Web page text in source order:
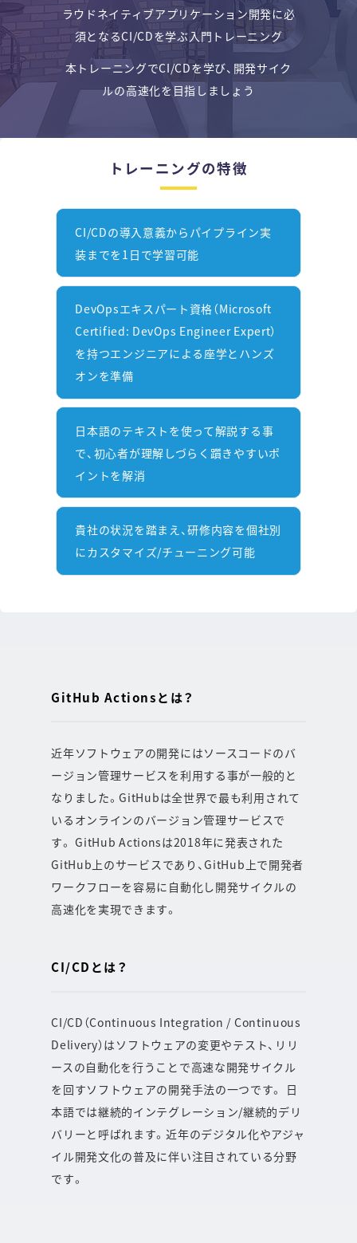
ラウドネイティブアプリケーション開発に必
須となるCI/CDを学ぶ入門トレーニング
本トレーニングでCI/CDを学び、開発サイク
ルの高速化を目指しましょう
トレーニングの特徴
CI/CDの導入意義からパイプライン実
装までを1日で学習可能
DevOpsエキスパート資格（Microsoft
Certified: DevOps Engineer Expert）
を持つエンジニアによる座学とハンズ
オンを準備
日本語のテキストを使って解説する事
で、初心者が理解しづらく躓きやすいポ
イントを解消
貴社の状況を踏まえ、研修内容を個社別
にカスタマイズ/チューニング可能
GitHub Actionsとは？
近年ソフトウェアの開発にはソースコードのバ
ージョン管理サービスを利用する事が一般的と
なりました。GitHubは全世界で最も利用されて
いるオンラインのバージョン管理サービスで
す。 GitHub Actionsは2018年に発表された
GitHub上のサービスであり、GitHub上で開発者
ワークフローを容易に自動化し開発サイクルの
高速化を実現できます。
CI/CDとは？
CI/CD（Continuous Integration / Continuous
Delivery）はソフトウェアの変更やテスト、リリ
ースの自動化を行うことで高速な開発サイクル
を回すソフトウェアの開発手法の一つです。 日
本語では継続的インテグレーション/継続的デリ
バリーと呼ばれます。近年のデジタル化やアジャ
イル開発文化の普及に伴い注目されている分野
です。